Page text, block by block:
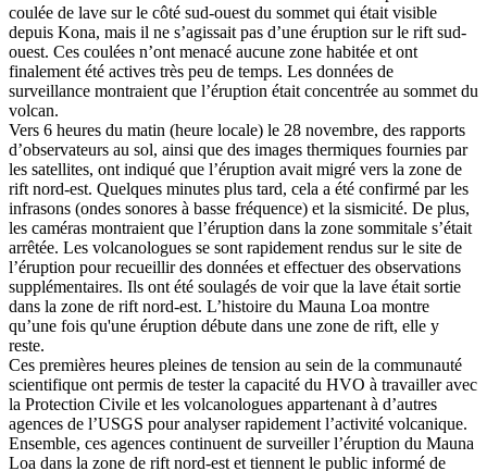
coulée de lave sur le côté sud-ouest du sommet qui était visible
depuis Kona, mais il ne s’agissait pas d’une éruption sur le rift sud-
ouest. Ces coulées n’ont menacé aucune zone habitée et ont
finalement été actives très peu de temps. Les données de
surveillance montraient que l’éruption était concentrée au sommet du
volcan.
Vers 6 heures du matin (heure locale) le 28 novembre, des rapports
d’observateurs au sol, ainsi que des images thermiques fournies par
les satellites, ont indiqué que l’éruption avait migré vers la zone de
rift nord-est. Quelques minutes plus tard, cela a été confirmé par les
infrasons (ondes sonores à basse fréquence) et la sismicité. De plus,
les caméras montraient que l’éruption dans la zone sommitale s’était
arrêtée. Les volcanologues se sont rapidement rendus sur le site de
l’éruption pour recueillir des données et effectuer des observations
supplémentaires. Ils ont été soulagés de voir que la lave était sortie
dans la zone de rift nord-est. L’histoire du Mauna Loa montre
qu’une fois qu'une éruption débute dans une zone de rift, elle y
reste.
Ces premières heures pleines de tension au sein de la communauté
scientifique ont permis de tester la capacité du HVO à travailler avec
la Protection Civile et les volcanologues appartenant à d’autres
agences de l’USGS pour analyser rapidement l’activité volcanique.
Ensemble, ces agences continuent de surveiller l’éruption du Mauna
Loa dans la zone de rift nord-est et tiennent le public informé de